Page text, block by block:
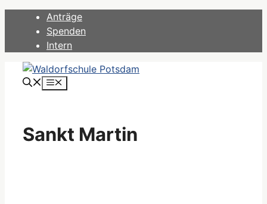
springen
Anträge
Spenden
Intern
Menü
Sankt Martin